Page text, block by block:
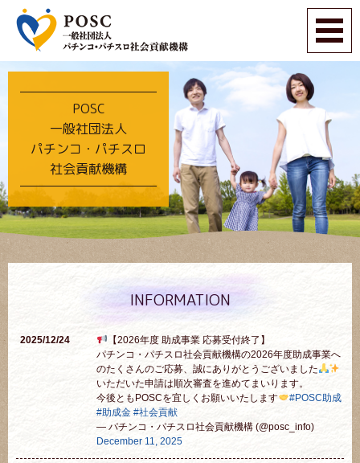
POSC
一般社団法人
パチンコ・パチスロ
社会貢献機構
INFORMATION
2025/12/24
【2026年度 助成事業 応募受付終了】
パチンコ・パチスロ社会貢献機構の2026年度助成事業へ
のたくさんのご応募、誠にありがとうございました
いただいた申請は順次審査を進めてまいります。
今後ともPOSCを宜しくお願いいたします
#POSC助成
#助成金 #社会貢献
— パチンコ・パチスロ社会貢献機構 (@posc_info)
December 11, 2025